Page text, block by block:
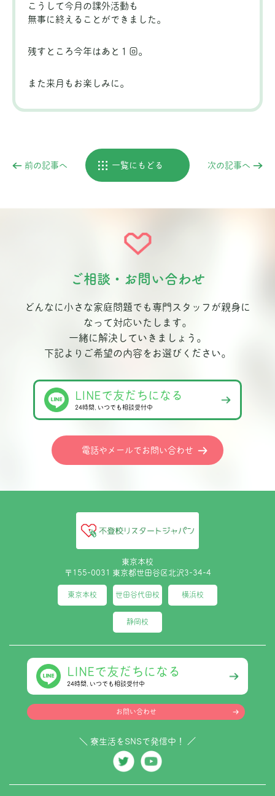
こうして今月の課外活動も
無事に終えることができました。
残すところ今年はあと１回。
また来月もお楽しみに。
前の記事へ 一覧にもどる 次の記事へ
ご相談・お問い合わせ
どんなに小さな家庭問題でも専門スタッフが親身に
なって対応いたします。
一緒に解決していきましょう。
下記よりご希望の内容をお選びください。
LINEで友だちになる
24時間､いつでも相談受付中
電話やメールでお問い合わせ
東京本校
〒155-0031 東京都世田谷区北沢3-34-4
東京本校 世田谷代田校 横浜校
静岡校
LINEで友だちになる
24時間､いつでも相談受付中
お問い合わせ
＼ 寮生活をSNSで発信中！ ／